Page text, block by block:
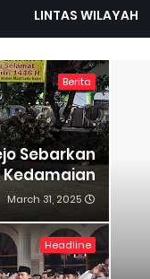
LINTAS WILAYAH
Berita
Sebarkan
March 31, 2025
Headline